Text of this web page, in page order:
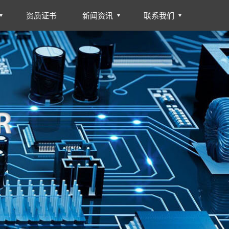
资质证书 新闻资讯 联系我们